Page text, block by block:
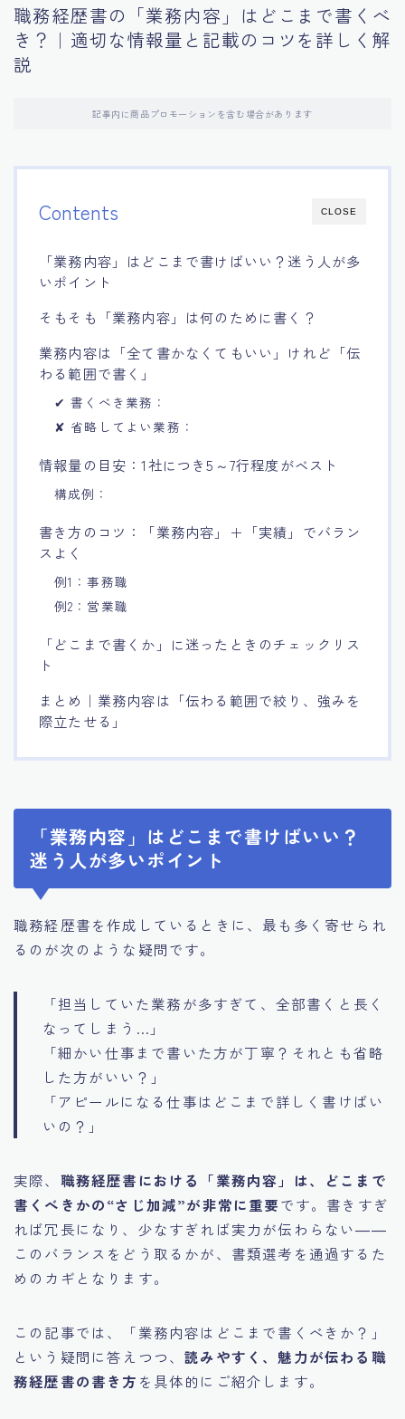
11.キャリアアップを目指す人の応募書類
12.エージェントから有益情報を得るコツ
職務経歴書の「業務内容」はどこまで書くべ
き？｜適切な情報量と記載のコツを詳しく解
説
記事内に商品プロモーションを含む場合があります
CLOSE
Contents
「業務内容」はどこまで書けばいい？迷う人が多
いポイント
そもそも「業務内容」は何のために書く？
業務内容は「全て書かなくてもいい」けれど「伝
わる範囲で書く」
✔ 書くべき業務：
✘ 省略してよい業務：
情報量の目安：1社につき5～7行程度がベスト
構成例：
書き方のコツ：「業務内容」＋「実績」でバラン
スよく
例1：事務職
例2：営業職
「どこまで書くか」に迷ったときのチェックリス
ト
まとめ｜業務内容は「伝わる範囲で絞り、強みを
際立たせる」
「業務内容」はどこまで書けばいい？
迷う人が多いポイント
職務経歴書を作成しているときに、最も多く寄せられ
るのが次のような疑問です。
「担当していた業務が多すぎて、全部書くと長く
なってしまう…」
「細かい仕事まで書いた方が丁寧？それとも省略
した方がいい？」
「アピールになる仕事はどこまで詳しく書けばい
いの？」
実際、 職務経歴書における「業務内容」は、どこまで
書くべきかの“さじ加減”が非常に重要です。書きすぎ
れば冗長になり、少なすぎれば実力が伝わらない――
このバランスをどう取るかが、書類選考を通過するた
めのカギとなります。
この記事では、「業務内容はどこまで書くべきか？」
という疑問に答えつつ、読みやすく、魅力が伝わる職
務経歴書の書き方 を具体的にご紹介します。